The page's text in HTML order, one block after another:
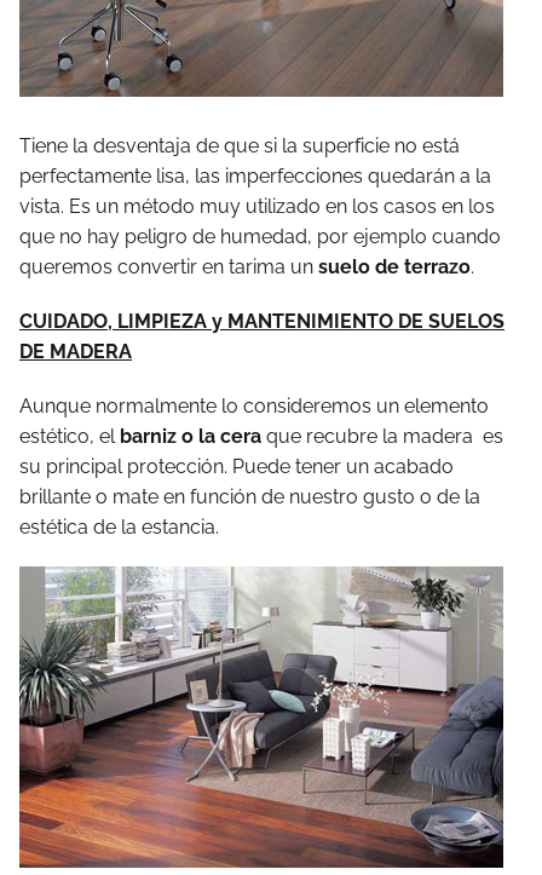
Tiene la desventaja de que si la superficie no está
perfectamente lisa, las imperfecciones quedarán a la
vista. Es un método muy utilizado en los casos en los
que no hay peligro de humedad, por ejemplo cuando
queremos convertir en tarima un suelo de terrazo.
CUIDADO, LIMPIEZA y MANTENIMIENTO DE SUELOS
DE MADERA
Aunque normalmente lo consideremos un elemento
estético, elbarniz o la cera que recubre la madera es
su principal protección. Puede tener un acabado
brillante o mate en función de nuestro gusto o de la
estética de la estancia.